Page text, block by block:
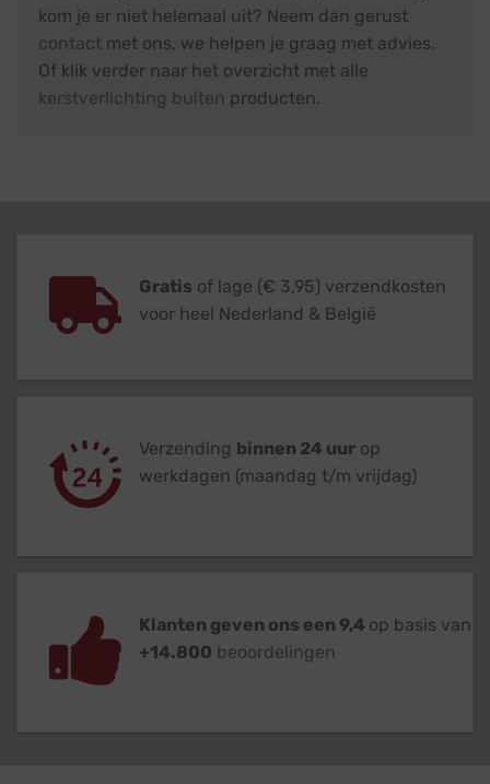
kom je er niet helemaal uit? Neem dan gerust
contact met ons, we helpen je graag met advies.
Of klik verder naar het overzicht met alle
kerstverlichting buiten producten.
Gratis of lage (€ 3,95) verzendkosten
voor heel Nederland & België
Verzending binnen 24 uur op
werkdagen (maandag t/m vrijdag)
Klanten geven ons een 9,4 op basis van
+14.800 beoordelingen